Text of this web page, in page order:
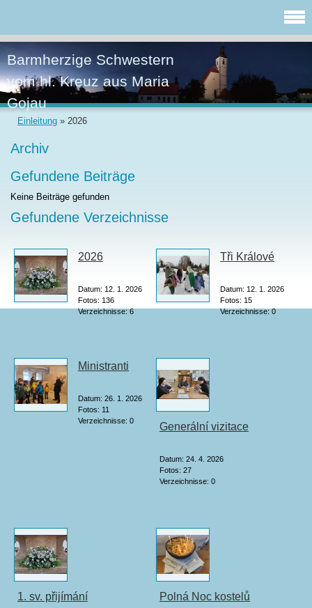
Barmherzige Schwestern
vom hl. Kreuz aus Maria
Gojau
Einleitung » 2026
Archiv
Gefundene Beiträge
Keine Beiträge gefunden
Gefundene Verzeichnisse
2026
Datum: 12. 1. 2026
Fotos: 136
Verzeichnisse:6
Tři Králové
Datum: 12. 1. 2026
Fotos: 15
Verzeichnisse:0
Ministranti
Datum: 26. 1. 2026
Fotos: 11
Verzeichnisse: 0
Generální vizitace
Datum: 24. 4. 2026
Fotos: 27
Verzeichnisse: 0
1. sv. přijímání Polná Noc kostelů